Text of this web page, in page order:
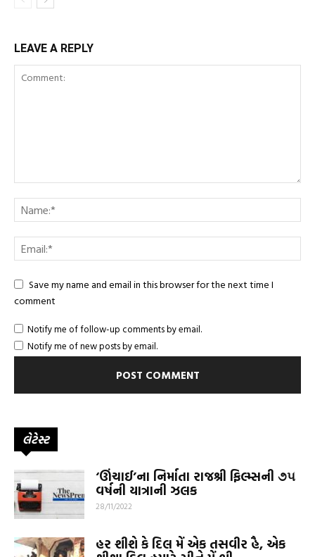
LEAVE A REPLY
Save my name and email in this browser for the next time I
comment
Notify me of follow-up comments by email.
Notify me of new posts by email.
લેટેસ્ટ
‘ઊંચાઈ’ના નિર્માતા રાજશ્રી ફિલ્મ્સની ૭૫
વર્ષની યાત્રાની ઝલક
28/11/2022
હર શીશે કે દિલ મેં એક તસવીર હૈ, એક